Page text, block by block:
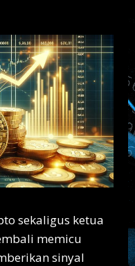
sekaligus ketua
memicu
sinyal